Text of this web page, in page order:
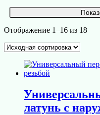
Отображение 1–16 из 18
латунь с